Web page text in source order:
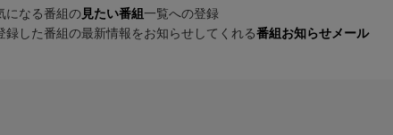
になる番組の 見たい番組 一覧への登録
録した番組の最新情報をお知らせしてくれる番組お知らせメール